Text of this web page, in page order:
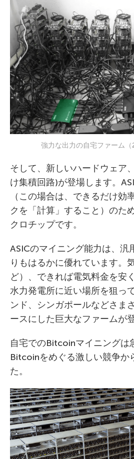
強力な出力の自宅ファーム（
そして、新しいハードウェア、
け集積回路)が登場します。
（この場合は、できるだけ効
クを「計算」すること）のた
クロチップです。
ASICのマイニング能力は、汎
りもはるかに優れています。
ど）、できれば電気料金を安
水力発電所に近い場所を狙っ
ンド、シンガポールなどさま
ースにした巨大なファームが
自宅でのBitcoinマイニングは
Bitcoinをめぐる激しい競争か
た。